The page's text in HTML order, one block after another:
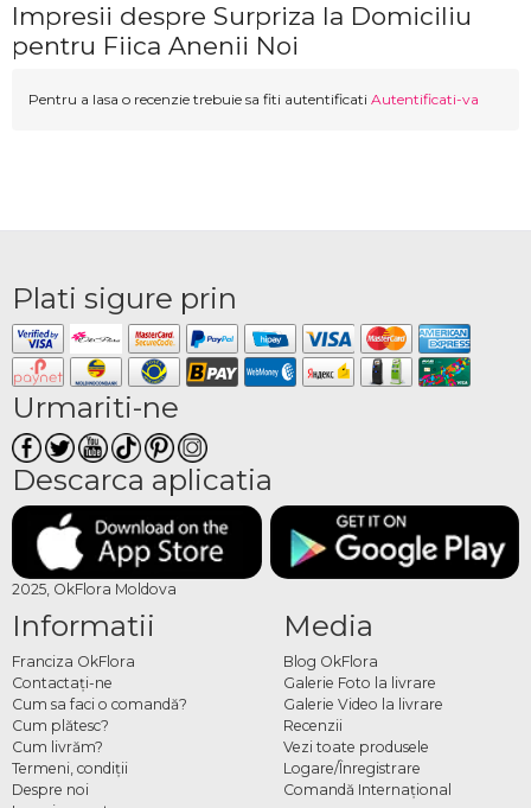
Impresii despre Surpriza la Domiciliu
pentru Fiica Anenii Noi
Pentru a lasa o recenzie trebuie sa fiti autentificati Autentificati-va
Plati sigure prin
Urmariti-ne
Descarca aplicatia
2025, OkFlora Moldova
Informatii
Franciza OkFlora
Contactaţi-ne
Cum sa faci o comandă?
Cum plătesc?
Cum livrăm?
Termeni, condiţii
Despre noi
Media
Blog OkFlora
Galerie Foto la livrare
Galerie Video la livrare
Recenzii
Vezi toate produsele
Logare/Înregistrare
Comandă Internațional